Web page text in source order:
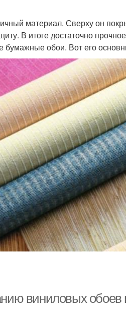
материал. Сверху он
В итоге достаточно
бумажные обои. Вот его
виниловых